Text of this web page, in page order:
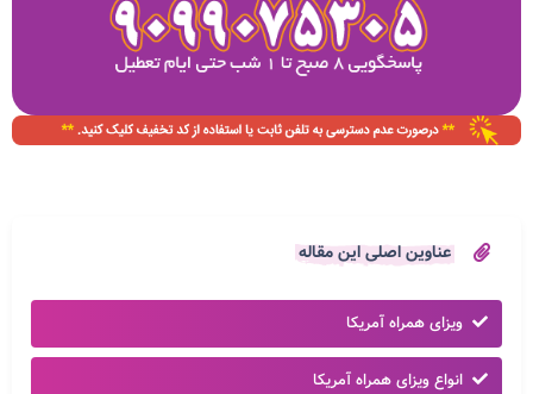
عناوین اصلی این مقاله
ویزای همراه آمریکا
انواع ویزای همراه آمریکا